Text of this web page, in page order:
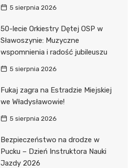
5 sierpnia 2026
50-lecie Orkiestry Dętej OSP w
Sławoszynie: Muzyczne
wspomnienia i radość jubileuszu
5 sierpnia 2026
Fukaj zagra na Estradzie Miejskiej
we Władysławowie!
5 sierpnia 2026
Bezpieczeństwo na drodze w
Pucku – Dzień Instruktora Nauki
Jazdy 2026